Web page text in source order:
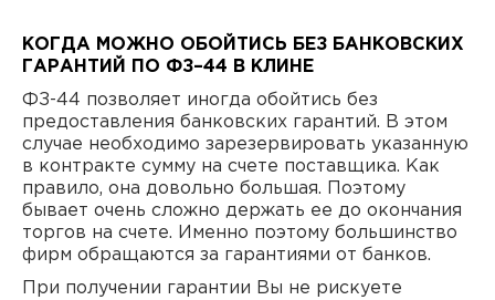
КОГДА МОЖНО ОБОЙТИСЬ БЕЗ БАНКОВСКИХ
ГАРАНТИЙ ПО ФЗ–44 В КЛИНЕ
ФЗ-44 позволяет иногда обойтись без
предоставления банковских гарантий. В этом
случае необходимо зарезервировать указанную
в контракте сумму на счете поставщика. Как
правило, она довольно большая. Поэтому
бывает очень сложно держать ее до окончания
торгов на счете. Именно поэтому большинство
фирм обращаются за гарантиями от банков.
При получении гарантии Вы не рискуете